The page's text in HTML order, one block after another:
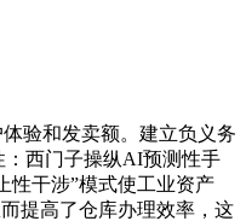
验和发卖额。建立负义务
西门子操纵AI预测性手
性干涉”模式使工业资产
提高了仓库办理效率，这